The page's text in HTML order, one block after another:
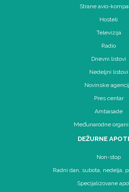
Strane avio-
Hosteli
Televizija
Radio
Dnevni listovi
Nedeljni listovi
Novinske
Pres centar
Ambasade
Međunarodne
DEŽURNE
Non-stop
Radni dan, subota, nedelja,
Specijalizovane